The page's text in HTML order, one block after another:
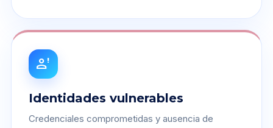
person_alert
Identidades vulnerables
Credenciales comprometidas y ausencia de